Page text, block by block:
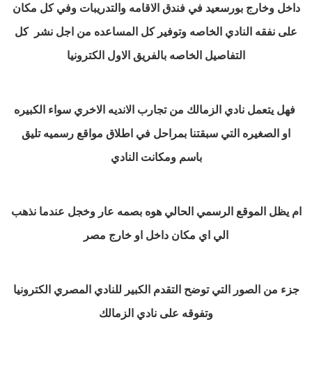
داخل وخارج بورسعيد في فندق الاقامه والتدريبات وفي كل مكان
على نفقه النادي الخاصه وتوفير كل المساعده من اجل نشر كل
التفاصيل الخاصه بالفريق الاول الكترونيا
فهل يتعمل نادي الزمالك من تجارب الانديه الاخري سواء الكبيره
او الصغيره التي سبقتنا بمراحل في اطلاق مواقع رسميه تليق
باسم ومكانت النادي
ام يظل الموقع الرسمي الحالي هوه بصمه عار وخجل عندما نذهب
الي اي مكان داخل او خارج مصر
جزء من الصور التي توضح التقدم الكبير للنادي المصري الكترونيا
وتفوقه على نادي الزمالك